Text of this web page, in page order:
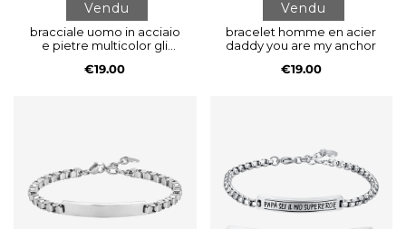
Vendu
bracciale uomo in acciaio
e pietre multicolor gli
€19.00
Vendu
bracelet homme en acier
daddy you are my anchor
€19.00